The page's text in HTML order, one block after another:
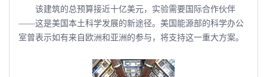
该建筑的总预算接近十亿美元，实验需要国际合作伙伴
――这是美国本土科学发展的新途径。美国能源部的科学办公
室曾表示如有来自欧洲和亚洲的参与，将支持这一重大方案。